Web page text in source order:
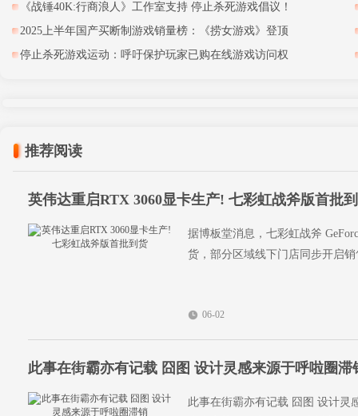
《战锤40K:行商浪人》工作室支持 停止杀死游戏倡议！
2025上半年国产买断制游戏销量榜：《捞女游戏》登顶
停止杀死游戏运动：呼吁保护玩家已购在线游戏访问权
推荐阅读
英伟达重启RTX 3060显卡生产! 七彩虹战斧版首批
据博板堂消息，七彩虹战斧
货，部分区域线下门店同步开启
06-02
此事在街霸亦有记载 囧图 设计灵感来源于呼啦圈滞
此事在街霸亦有记载 囧图 设计灵